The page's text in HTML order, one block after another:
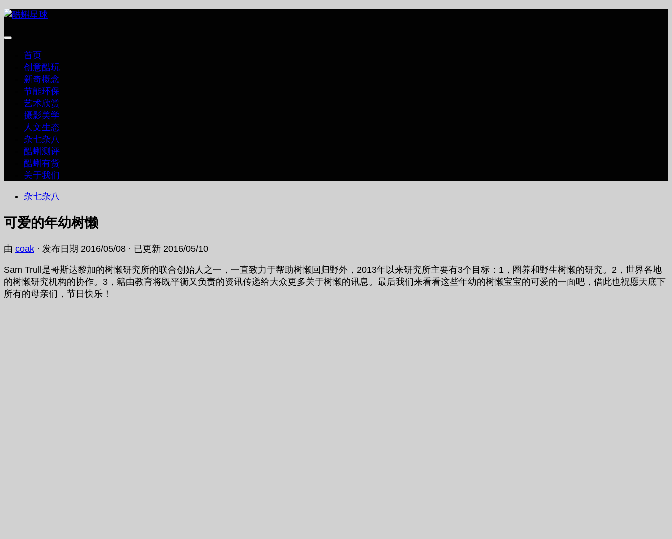
跳
内
首页
创意酷玩
新奇概念
节能环保
艺术欣赏
摄影美学
人文生态
杂七杂八
酷蝌测评
酷蝌有货
关于我们
杂七杂八
可爱的年幼树懒
由 coak · 发布日期 2016/05/08 · 已更新 2016/05/10
Sam Trull是哥斯达黎加的树懒研究所的联合创始人之一，一直致力于帮助树懒回归野外，2013年以来研究所主要有3个目标：1，圈养和野生树懒的研究。2，世界各地
的树懒研究机构的协作。3，籍由教育将既平衡又负责的资讯传递给大众更多关于树懒的讯息。最后我们来看看这些年幼的树懒宝宝的可爱的一面吧，借此也祝愿天底下
所有的母亲们，节日快乐！